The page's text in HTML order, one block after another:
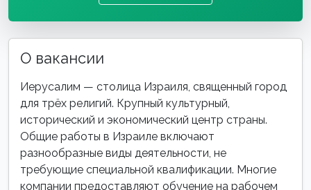
О вакансии
Иерусалим — столица Израиля, священный город
для трёх религий. Крупный культурный,
исторический и экономический центр страны.
Общие работы в Израиле включают
разнообразные виды деятельности, не
требующие специальной квалификации. Многие
компании предоставляют обучение на рабочем